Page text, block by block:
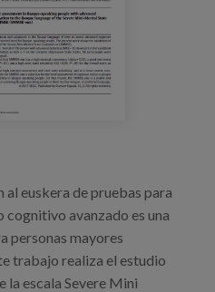
euskera de pruebas para
avanzado es una
personas mayores
trabajo realiza el estudio
la escala Severe Mini